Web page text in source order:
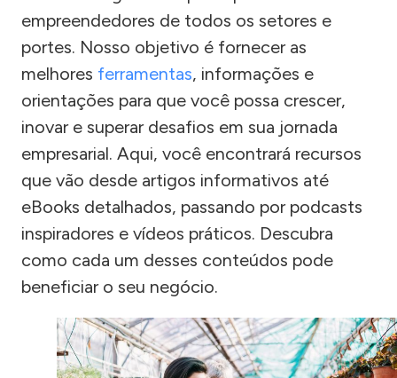
empreendedores de todos os setores e
portes. Nosso objetivo é fornecer as
melhores ferramentas, informações e
orientações para que você possa crescer,
inovar e superar desafios em sua jornada
empresarial. Aqui, você encontrará recursos
que vão desde artigos informativos até
eBooks detalhados, passando por podcasts
inspiradores e vídeos práticos. Descubra
como cada um desses conteúdos pode
beneficiar o seu negócio.